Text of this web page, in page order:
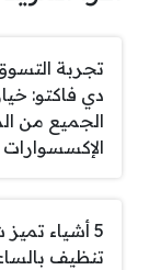
تجربة
دي فاكتو:
الجميع من
الإكسسوارات
5 أشياء
تنظيف